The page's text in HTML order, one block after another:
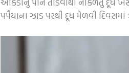
પપૈયાના ઝાડ પરથી દૂધ મેળવી